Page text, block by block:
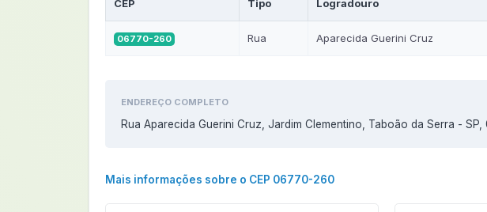
CEP Tipo Logradouro
06770-260 Rua Aparecida Guerini Cruz
ENDEREÇO COMPLETO
Rua Aparecida Guerini Cruz, Jardim Clementino, Taboão da Serra -
Mais informações sobre o CEP 06770-260